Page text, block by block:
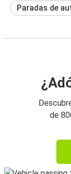
Paradas de
de